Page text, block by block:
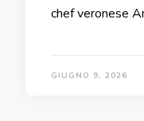
chef veronese
GIUGNO 9, 2026